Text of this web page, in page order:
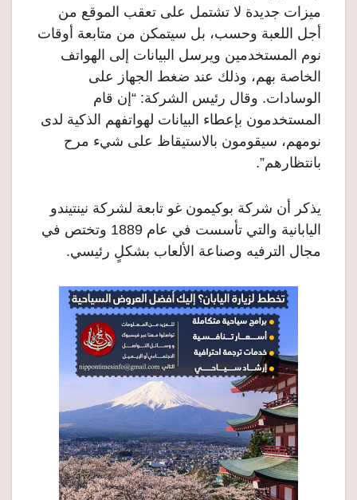
ميزات جديدة لا تشتمل على تعقب الموقع من
أجل اللعبة وحسب، بل سيتمكن من متابعة أوقات
نوم المستخدمين ويرسل البيانات إلى الهواتف
الخاصة بهم، وذلك عند ضغط الجهاز على
الوسادات. وقال رئيس الشركة: “إن قام
المستخدمون بإعطاء البيانات لهواتفهم الذكية لدى
نومهم، سيقومون بالاستيقاظ على شيء مرح
بانتظارهم”.
يذكر أن شركة بوكيمون غو تابعة لشركة نينتيندو
اليابانية والتي تأسست في عام 1889 وتختص في
مجال الترفيه وصناعة الألعاب بشكلٍ رئيسي.